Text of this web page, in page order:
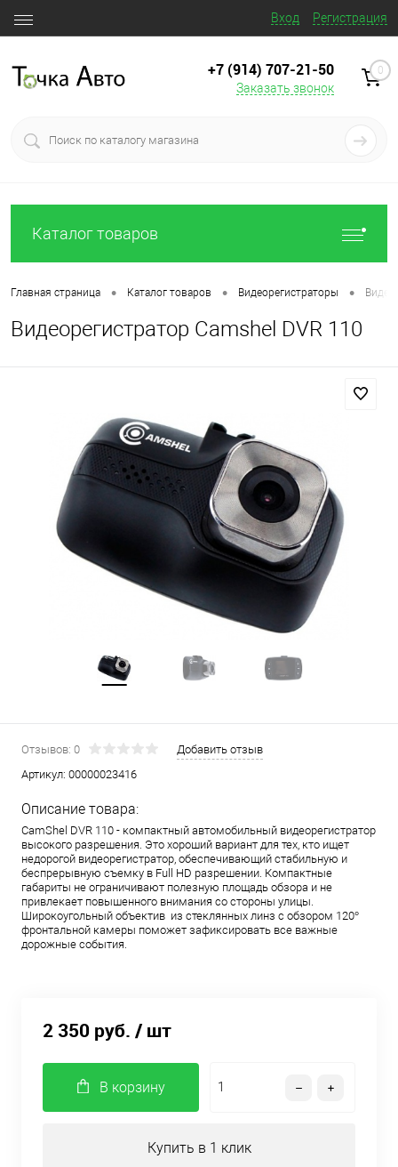
Вход Регистрация
+7 (914) 707‒21‒50
Заказать звонок
0
Каталог товаров
Главная страница • Каталог товаров • Видеорегистраторы •
Видеорегистратор Camshel DVR 110
Отзывов: 0
Добавить отзыв
Артикул: 00000023416
Описание товара:
CamShel DVR 110 - компактный автомобильный видеорегистратор
высокого разрешения. Это хороший вариант для тех, кто ищет
недорогой видеорегистратор, обеспечивающий стабильную и
беспрерывную съемку в Full HD разрешении. Компактные
габариты не ограничивают полезную площадь обзора и не
привлекает повышенного внимания со стороны улицы.
Широкоугольный объектив из стеклянных линз с обзором 120°
фронтальной камеры поможет зафиксировать все важные
дорожные события.
2 350 руб. / шт
В корзину
Купить в 1 клик